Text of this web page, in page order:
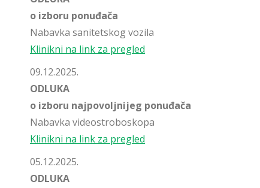
o izboru ponuđača
Nabavka sanitetskog vozila
Klinikni na link za pregled
09.12.2025.
ODLUKA
o izboru najpovoljnijeg ponuđača
Nabavka videostroboskopa
Klinikni na link za pregled
05.12.2025.
ODLUKA